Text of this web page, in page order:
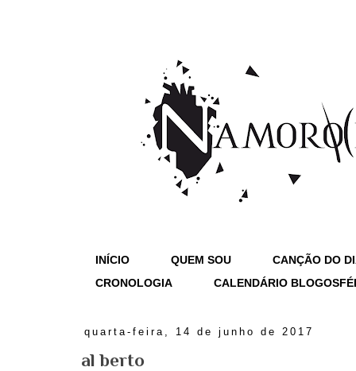
INÍCIO QUEM SOU
CANÇÃO DO
CRONOLOGIA
CALENDÁRIO
quarta-feira, 14 de junho de 2017
al berto